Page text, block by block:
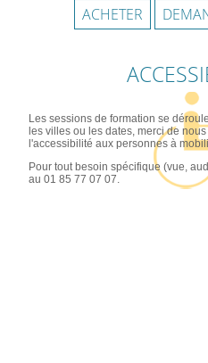
ACHETER
Les sessions de formation se
les villes ou les dates, merci de
l'accessibilité aux personnes à
Pour tout besoin spécifique (vue,
au 01 85 77 07 07.